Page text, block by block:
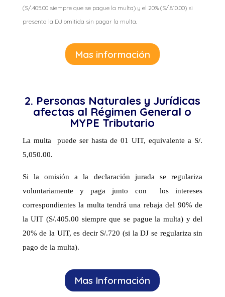
(S/.405.00 siempre que se pague la multa) y el 20% (S/.810.00) si
presenta la DJ omitida sin pagar la multa.
Mas información
2. Personas Naturales y Jurídicas
afectas al Régimen General o
MYPE Tributario
La multa puede ser hasta de 01 UIT, equivalente a S/.
5,050.00.
Si la omisión a la declaración jurada se regulariza
voluntariamente y paga junto con los intereses
correspondientes la multa tendrá una rebaja del 90% de
la UIT (S/.405.00 siempre que se pague la multa) y del
20% de la UIT, es decir S/.720 (si la DJ se regulariza sin
pago de la multa).
Mas Información